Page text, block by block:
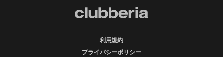
利用規約
プライバシーポリシー